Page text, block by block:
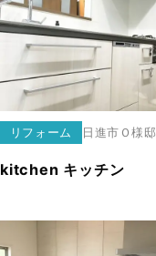
リフォーム 日進市 Ｏ様邸
kitchen キッチン